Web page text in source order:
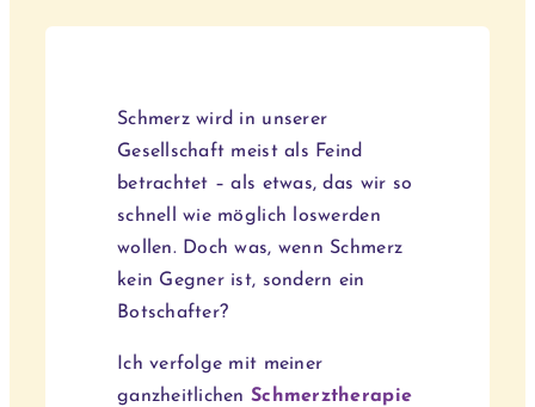
Schmerz wird in unserer
Gesellschaft meist als Feind
betrachtet – als etwas, das wir so
schnell wie möglich loswerden
wollen. Doch was, wenn Schmerz
kein Gegner ist, sondern ein
Botschafter?
Ich verfolge mit meiner
ganzheitlichenSchmerztherapie